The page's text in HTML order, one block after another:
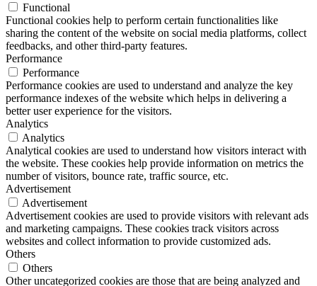
Functional
Functional cookies help to perform certain functionalities like
sharing the content of the website on social media platforms, collect
feedbacks, and other third-party features.
Performance
Performance
Performance cookies are used to understand and analyze the key
performance indexes of the website which helps in delivering a
better user experience for the visitors.
Analytics
Analytics
Analytical cookies are used to understand how visitors interact with
the website. These cookies help provide information on metrics the
number of visitors, bounce rate, traffic source, etc.
Advertisement
Advertisement
Advertisement cookies are used to provide visitors with relevant ads
and marketing campaigns. These cookies track visitors across
websites and collect information to provide customized ads.
Others
Others
Other uncategorized cookies are those that are being analyzed and